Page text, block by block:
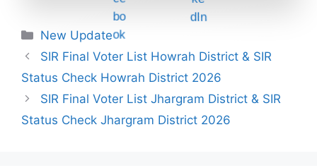
Categories
New Update
SIR Final Voter List Howrah District & SIR
Status Check Howrah District 2026
SIR Final Voter List Jhargram District & SIR
Status Check Jhargram District 2026